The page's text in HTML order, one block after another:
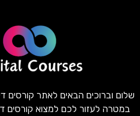
שלום וברוכים הבאים לאתר קורסים
במטרה לעזור לכם למצוא קורסים